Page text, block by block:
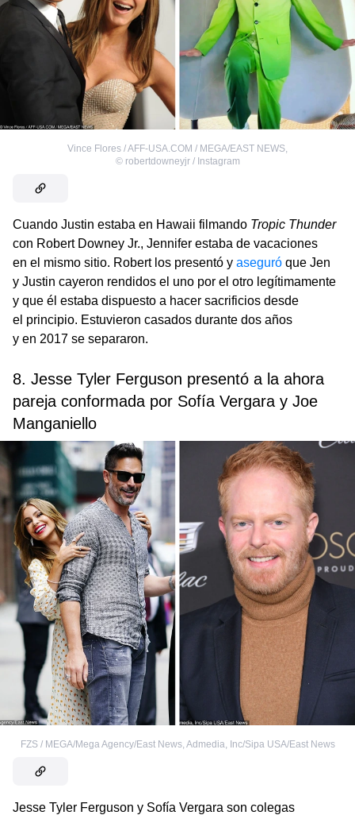
Vince Flores / AFF-USA.COM / MEGA/EAST NEWS,
© robertdowneyjr / Instagram
Cuando Justin estaba en Hawaii filmando Tropic Thunder
con Robert Downey Jr., Jennifer estaba de vacaciones
en el mismo sitio. Robert los presentó y aseguró que Jen
y Justin cayeron rendidos el uno por el otro legítimamente
y que él estaba dispuesto a hacer sacrificios desde
el principio. Estuvieron casados durante dos años
y en 2017 se separaron.
8. Jesse Tyler Ferguson presentó a la ahora
pareja conformada por Sofía Vergara y Joe
Manganiello
FZS / MEGA/Mega Agency/East News, Admedia, Inc/Sipa USA/East News
Jesse Tyler Ferguson y Sofía Vergara son colegas